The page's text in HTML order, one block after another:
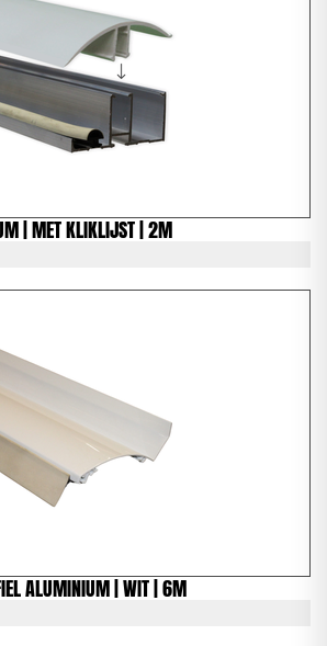
| MET KLIKLIJST | 2M
ALUMINIUM | WIT | 6M